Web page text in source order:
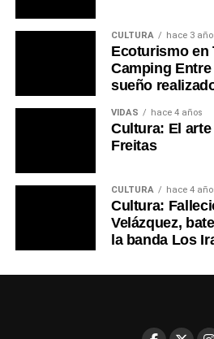
CULTURA hace 3
Ecoturismo en
Camping
sueño
VIDAS hace 4 años
Cultura: El
Freitas
CULTURA hace 4
Cultura:
Velázquez,
la banda Los